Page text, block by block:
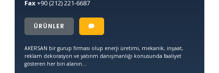
Fax+90(212) 221-6687
ÜRÜNLER
AKERSAN bir gurup firması olup enerji üretimi, mekanik, inşaat,
reklam dekorasyon ve yatırım danışmanlığı konusunda faaliyet
gösteren her biri alanın...